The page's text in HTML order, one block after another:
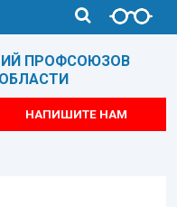
ПРОФСОЮЗОВ
НАПИШИТЕ НАМ